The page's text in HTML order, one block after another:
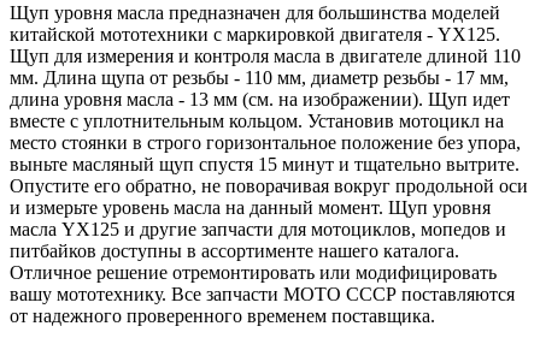
Щуп уровня масла предназначен для большинства моделей
китайской мототехники с маркировкой двигателя - YX125.
Щуп для измерения и контроля масла в двигателе длиной 110
мм. Длина щупа от резьбы - 110 мм, диаметр резьбы - 17 мм,
длина уровня масла - 13 мм (см. на изображении). Щуп идет
вместе с уплотнительным кольцом. Установив мотоцикл на
место стоянки в строго горизонтальное положение без упора,
выньте масляный щуп спустя 15 минут и тщательно вытрите.
Опустите его обратно, не поворачивая вокруг продольной оси
и измерьте уровень масла на данный момент. Щуп уровня
масла YX125 и другие запчасти для мотоциклов, мопедов и
питбайков доступны в ассортименте нашего каталога.
Отличное решение отремонтировать или модифицировать
вашу мототехнику. Все запчасти МОТО СССР поставляются
от надежного проверенного временем поставщика.